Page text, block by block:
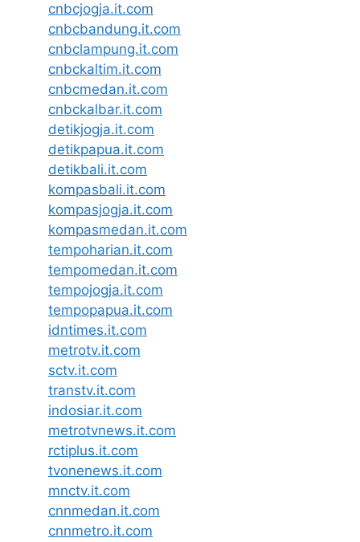
cnbcjogja.it.com
cnbcbandung.it.com
cnbclampung.it.com
cnbckaltim.it.com
cnbcmedan.it.com
cnbckalbar.it.com
detikjogja.it.com
detikpapua.it.com
detikbali.it.com
kompasbali.it.com
kompasjogja.it.com
kompasmedan.it.com
tempoharian.it.com
tempomedan.it.com
tempojogja.it.com
tempopapua.it.com
idntimes.it.com
metrotv.it.com
sctv.it.com
transtv.it.com
indosiar.it.com
metrotvnews.it.com
rctiplus.it.com
tvonenews.it.com
mnctv.it.com
cnnmedan.it.com
cnnmetro.it.com